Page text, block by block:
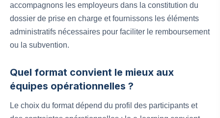
accompagnons les employeurs dans la constitution du
dossier de prise en charge et fournissons les éléments
administratifs nécessaires pour faciliter le remboursement
ou la subvention.
Quel format convient le mieux aux
équipes opérationnelles ?
Le choix du format dépend du profil des participants et